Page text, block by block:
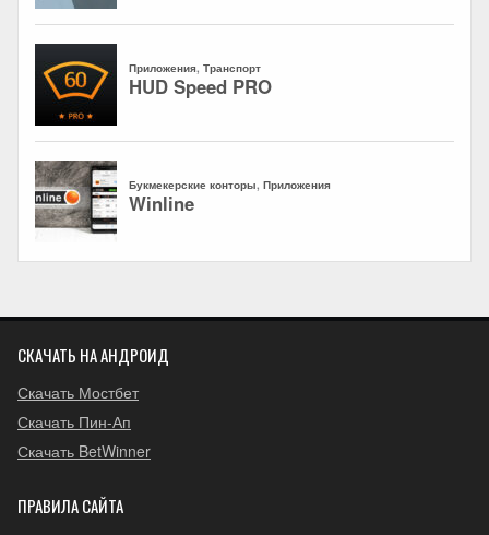
СКАЧАТЬ НА АНДРОИД
Скачать Мостбет
Скачать Пин-Ап
Скачать BetWinner
ПРАВИЛА САЙТА